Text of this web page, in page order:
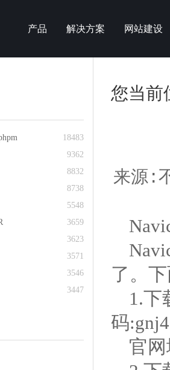
产品 解决方案 网站建设
18483
9362
8832
8738
5548
3659
3623
3571
3546
3447
您当前
来源:
了。
1.下
码:gnj4
官网